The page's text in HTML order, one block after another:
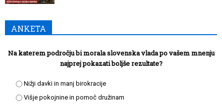
ANKETA
Na katerem področju bi morala slovenska vlada po vašem mnenju
najprej pokazati boljše rezultate?
Nižji davki in manj birokracije
Višje pokojnine in pomoč družinam